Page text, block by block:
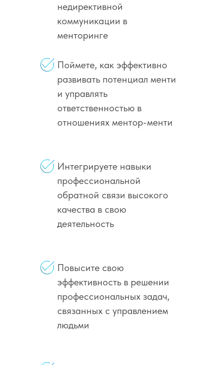
недирективной
коммуникации в
менторинге
Интегрируете навыки
профессиональной
обратной связи высокого
качества в свою
деятельность
Повысите свою
эффективность в решении
профессиональных задач,
связанных с управлением
людьми
Поймете, как эффективно
развивать потенциал менти
и управлять
ответственностью в
отношениях ментор-менти